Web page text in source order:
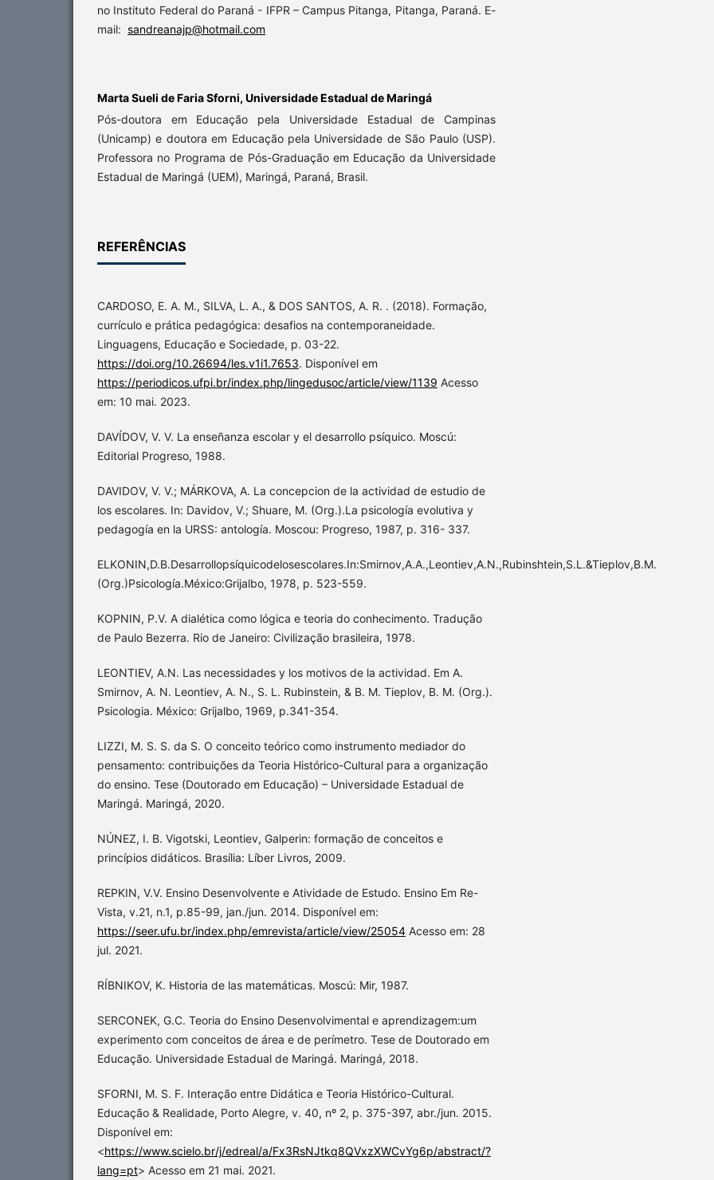
no Instituto Federal do Paraná - IFPR – Campus Pitanga, Pitanga, Paraná. E-
mail: sandreanajp@hotmail.com
Marta Sueli de Faria Sforni, Universidade Estadual de Maringá
Pós-doutora em Educação pela Universidade Estadual de Campinas
(Unicamp) e doutora em Educação pela Universidade de São Paulo (USP).
Professora no Programa de Pós-Graduação em Educação da Universidade
Estadual de Maringá (UEM), Maringá, Paraná, Brasil.
REFERÊNCIAS
CARDOSO, E. A. M., SILVA, L. A., & DOS SANTOS, A. R. . (2018). Formação,
currículo e prática pedagógica: desafios na contemporaneidade.
Linguagens, Educação e Sociedade, p. 03-22.
https://doi.org/10.26694/les.v1i1.7653. Disponível em
https://periodicos.ufpi.br/index.php/lingedusoc/article/view/1139 Acesso
em: 10 mai. 2023.
DAVÍDOV, V. V. La enseñanza escolar y el desarrollo psíquico. Moscú:
Editorial Progreso, 1988.
DAVIDOV, V. V.; MÁRKOVA, A. La concepcion de la actividad de estudio de
los escolares. In: Davidov, V.; Shuare, M. (Org.).La psicología evolutiva y
pedagogía en la URSS: antología. Moscou: Progreso, 1987, p. 316- 337.
ELKONIN,D.B.Desarrollopsíquicodelosescolares.In:Smirnov,A.A.,Leontiev,A.N.,Rubinshtein,S.L.&Tieplov,B.M.
(Org.)Psicología.México:Grijalbo, 1978, p. 523-559.
KOPNIN, P.V. A dialética como lógica e teoria do conhecimento. Tradução
de Paulo Bezerra. Rio de Janeiro: Civilização brasileira, 1978.
LEONTIEV, A.N. Las necessidades y los motivos de la actividad. Em A.
Smirnov, A. N. Leontiev, A. N., S. L. Rubinstein, & B. M. Tieplov, B. M. (Org.).
Psicologia. México: Grijalbo, 1969, p.341-354.
LIZZI, M. S. S. da S. O conceito teórico como instrumento mediador do
pensamento: contribuições da Teoria Histórico-Cultural para a organização
do ensino. Tese (Doutorado em Educação) – Universidade Estadual de
Maringá. Maringá, 2020.
NÚNEZ, I. B. Vigotski, Leontiev, Galperin: formação de conceitos e
princípios didáticos. Brasília: Líber Livros, 2009.
REPKIN, V.V. Ensino Desenvolvente e Atividade de Estudo. Ensino Em Re-
Vista, v.21, n.1, p.85-99, jan./jun. 2014. Disponível em:
https://seer.ufu.br/index.php/emrevista/article/view/25054 Acesso em: 28
jul. 2021.
RÍBNIKOV, K. Historia de las matemáticas. Moscú: Mir, 1987.
SERCONEK, G.C. Teoria do Ensino Desenvolvimental e aprendizagem:um
experimento com conceitos de área e de perímetro. Tese de Doutorado em
Educação. Universidade Estadual de Maringá. Maringá, 2018.
SFORNI, M. S. F. Interação entre Didática e Teoria Histórico-Cultural.
Educação & Realidade, Porto Alegre, v. 40, nº 2, p. 375-397, abr./jun. 2015.
Disponível em:
<https://www.scielo.br/j/edreal/a/Fx3RsNJtkq8QVxzXWCvYg6p/abstract/?
lang=pt> Acesso em 21 mai. 2021.